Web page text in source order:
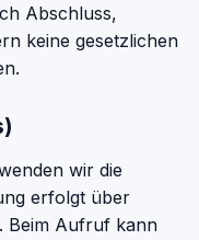
Abschluss,
keine gesetzlichen
wir die
erfolgt über
Beim Aufruf kann